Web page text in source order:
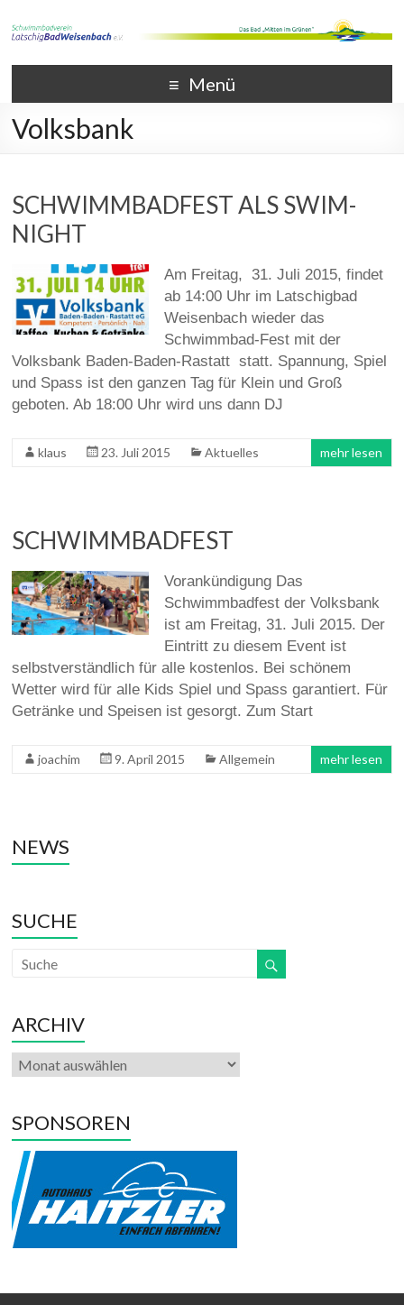
Menü
Volksbank
SCHWIMMBADFEST ALS SWIM-
NIGHT
Am Freitag, 31. Juli 2015, findet
ab 14:00 Uhr im Latschigbad
Weisenbach wieder das
Schwimmbad-Fest mit der
Volksbank Baden-Baden-Rastatt statt. Spannung, Spiel
und Spass ist den ganzen Tag für Klein und Groß
geboten. Ab 18:00 Uhr wird uns dann DJ
klaus 23. Juli 2015 Aktuelles mehr lesen
SCHWIMMBADFEST
Vorankündigung Das
Schwimmbadfest der Volksbank
ist am Freitag, 31. Juli 2015. Der
Eintritt zu diesem Event ist
selbstverständlich für alle kostenlos. Bei schönem
Wetter wird für alle Kids Spiel und Spass garantiert. Für
Getränke und Speisen ist gesorgt. Zum Start
joachim 9. April 2015 Allgemein mehr lesen
NEWS
SUCHE
ARCHIV
SPONSOREN